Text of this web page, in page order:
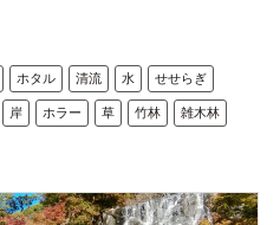
ホタル 清流 水 せせらぎ
岸 ホラー 草 竹林 雑木林